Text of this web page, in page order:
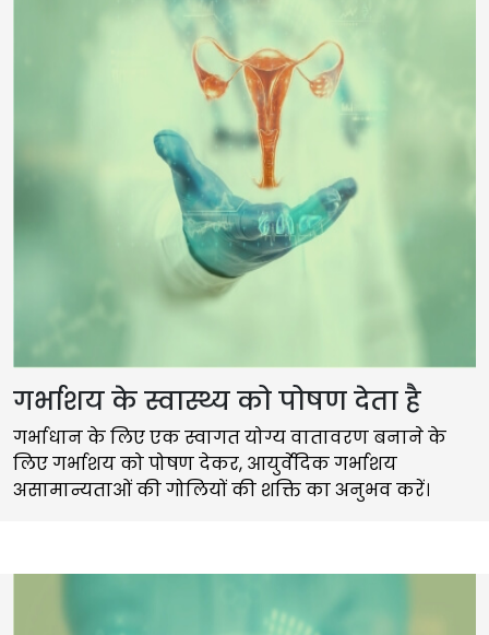
गर्भाशय के स्वास्थ्य को पोषण देता है
गर्भाधान के लिए एक स्वागत योग्य वातावरण बनाने के
लिए गर्भाशय को पोषण देकर, आयुर्वेदिक गर्भाशय
असामान्यताओं की गोलियों की शक्ति का अनुभव करें।